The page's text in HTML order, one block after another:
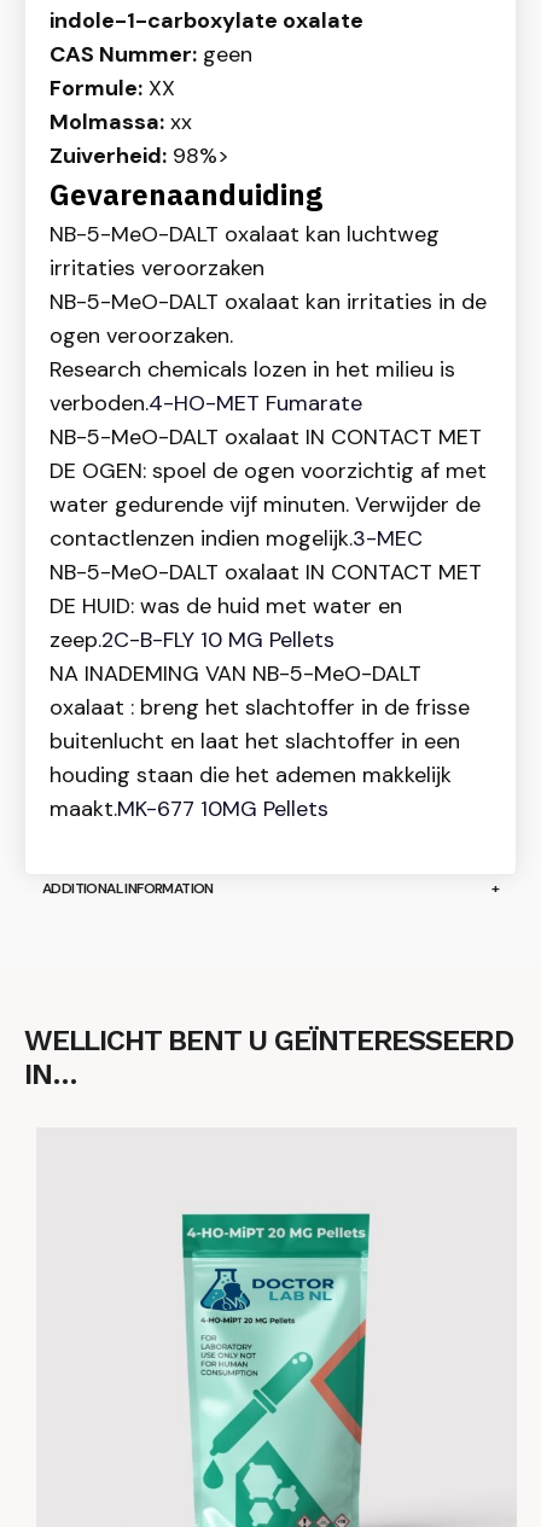
indole-1-carboxylate oxalate
CAS Nummer: geen
Formule: XX
Molmassa: xx
Zuiverheid: 98%>
Gevarenaanduiding
NB-5-MeO-DALT oxalaat kan luchtweg
irritaties veroorzaken
NB-5-MeO-DALT oxalaat kan irritaties in de
ogen veroorzaken.
Research chemicals lozen in het milieu is
verboden.4-HO-MET Fumarate
NB-5-MeO-DALT oxalaat IN CONTACT MET
DE OGEN: spoel de ogen voorzichtig af met
water gedurende vijf minuten. Verwijder de
contactlenzen indien mogelijk.3-MEC
NB-5-MeO-DALT oxalaat IN CONTACT MET
DE HUID: was de huid met water en
zeep.2C-B-FLY 10 MG Pellets
NA INADEMING VAN NB-5-MeO-DALT
oxalaat : breng het slachtoffer in de frisse
buitenlucht en laat het slachtoffer in een
houding staan die het ademen makkelijk
maakt.MK-677 10MG Pellets
ADDITIONAL INFORMATION
WELLICHT BENT U GEÏNTERESSEERD
IN…